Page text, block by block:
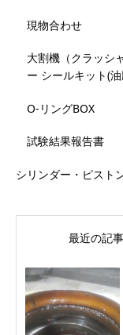
現物合わせ
大割機（クラッシ
ー シールキット(
O-リングBOX
試験結果報告書
シリンダー・ピスト
最近の記事